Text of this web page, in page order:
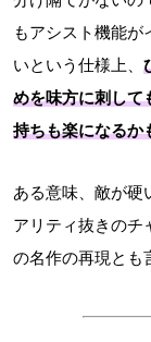
もアシスト機能が
いという仕様上、
めを味方に刺して
持ちも楽になるか
ある意味、敵が硬
アリティ抜きのチ
の名作の再現とも